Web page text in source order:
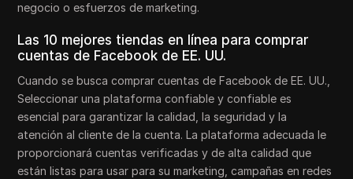
negocio o esfuerzos de marketing.
Las 10 mejores tiendas en línea para comprar
cuentas de Facebook de EE. UU.
Cuando se busca comprar cuentas de Facebook de EE. UU.,
Seleccionar una plataforma confiable y confiable es
esencial para garantizar la calidad, la seguridad y la
atención al cliente de la cuenta. La plataforma adecuada le
proporcionará cuentas verificadas y de alta calidad que
están listas para usar para su marketing, campañas en redes